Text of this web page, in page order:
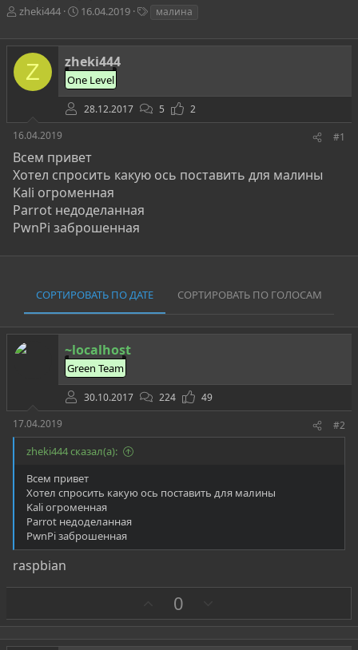
А
т
о
т
ы
zheki444
Д
т
н
а
ч
а
л
16.04.2019
г
малина
Z zheki444
One Level
28.12.2017 5
2
16.04.2019
#1
Всем привет
Хотел спросить какую ось поставить для малины
Kali огроменная
Parrot недоделанная
PwnPi заброшенная
СОРТИРОВАТЬ ПО ДАТЕ СОРТИРОВАТЬ ПО ГОЛОСАМ
~localhost
Green Team
30.10.2017 224
49
17.04.2019
#2
zheki444 сказал(а):
Всем привет
Хотел спросить какую ось поставить для малины
Kali огроменная
Parrot недоделанная
PwnPi заброшенная
raspbian
а
0
р
о